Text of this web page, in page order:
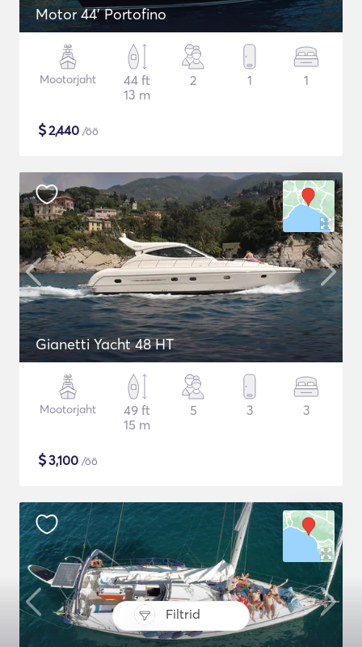
Filtrid
Motor 44' Portofino
Mootorjaht
44 ft
13 m
2 1 1
$2,440 /öö
Gianetti Yacht 48 HT
Mootorjaht
49 ft
15 m
5 3 3
$3,100 /öö